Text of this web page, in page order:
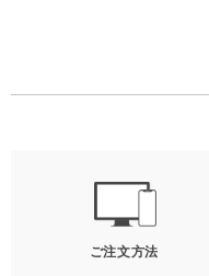
ご注文方法